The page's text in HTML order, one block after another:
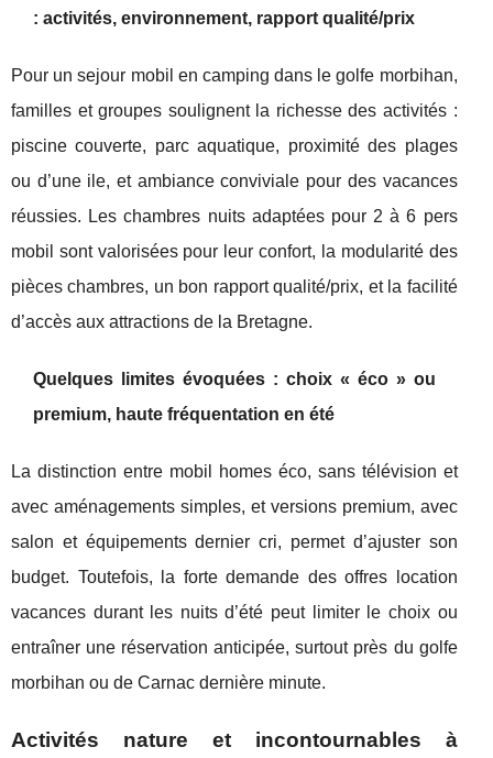
: activités, environnement, rapport qualité/prix
Pour un sejour mobil en camping dans le golfe morbihan,
familles et groupes soulignent la richesse des activités :
piscine couverte, parc aquatique, proximité des plages
ou d’une ile, et ambiance conviviale pour des vacances
réussies. Les chambres nuits adaptées pour 2 à 6 pers
mobil sont valorisées pour leur confort, la modularité des
pièces chambres, un bon rapport qualité/prix, et la facilité
d’accès aux attractions de la Bretagne.
Quelques limites évoquées : choix « éco » ou
premium, haute fréquentation en été
La distinction entre mobil homes éco, sans télévision et
avec aménagements simples, et versions premium, avec
salon et équipements dernier cri, permet d’ajuster son
budget. Toutefois, la forte demande des offres location
vacances durant les nuits d’été peut limiter le choix ou
entraîner une réservation anticipée, surtout près du golfe
morbihan ou de Carnac dernière minute.
Activités nature et incontournables à